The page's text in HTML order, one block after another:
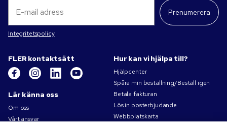
Prenumerera
Integritetspolicy
FLER kontaktsätt
Lär känna oss
Om oss
Vårt ansvar
Hur kan vi hjälpa till?
Hjälpcenter
Spåra min beställning/Beställ igen
Betala fakturan
Lös in posterbjudande
Webbplatskarta